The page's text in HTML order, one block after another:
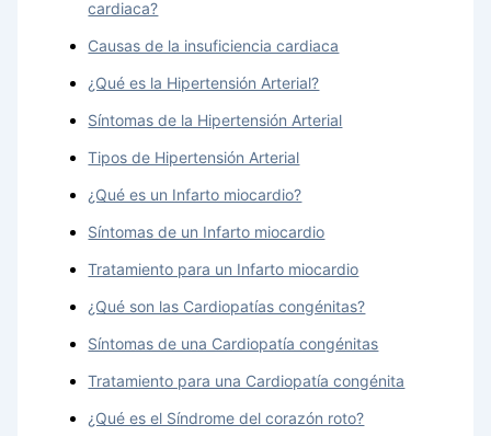
cardiaca?
Causas de la insuficiencia cardiaca
¿Qué es la Hipertensión Arterial?
Síntomas de la Hipertensión Arterial
Tipos de Hipertensión Arterial
¿Qué es un Infarto miocardio?
Síntomas de un Infarto miocardio
Tratamiento para un Infarto miocardio
¿Qué son las Cardiopatías congénitas?
Síntomas de una Cardiopatía congénitas
Tratamiento para una Cardiopatía congénita
¿Qué es el Síndrome del corazón roto?